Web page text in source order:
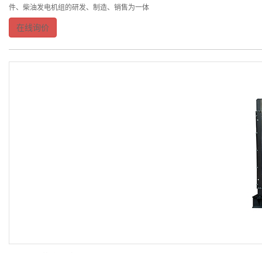
件、柴油发电机组的研发、制造、销售为一体
在线询价